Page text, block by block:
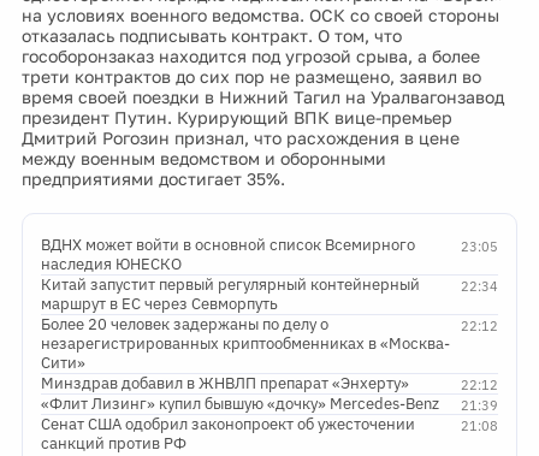
на условиях военного ведомства. ОСК со своей стороны
отказалась подписывать контракт. О том, что
гособоронзаказ находится под угрозой срыва, а более
трети контрактов до сих пор не размещено, заявил во
время своей поездки в Нижний Тагил на Уралвагонзавод
президент Путин. Курирующий ВПК вице-премьер
Дмитрий Рогозин признал, что расхождения в цене
между военным ведомством и оборонными
предприятиями достигает 35%.
23:05
ВДНХ может войти в основной список Всемирного
наследия ЮНЕСКО
22:34
Китай запустит первый регулярный контейнерный
маршрут в ЕС через Севморпуть
22:12
Более 20 человек задержаны по делу о
незарегистрированных криптообменниках в «Москва-
Сити»
22:12
Минздрав добавил в ЖНВЛП препарат «Энхерту»
21:39
«Флит Лизинг» купил бывшую «дочку» Mercedes-Benz
21:08
Сенат США одобрил законопроект об ужесточении
санкций против РФ